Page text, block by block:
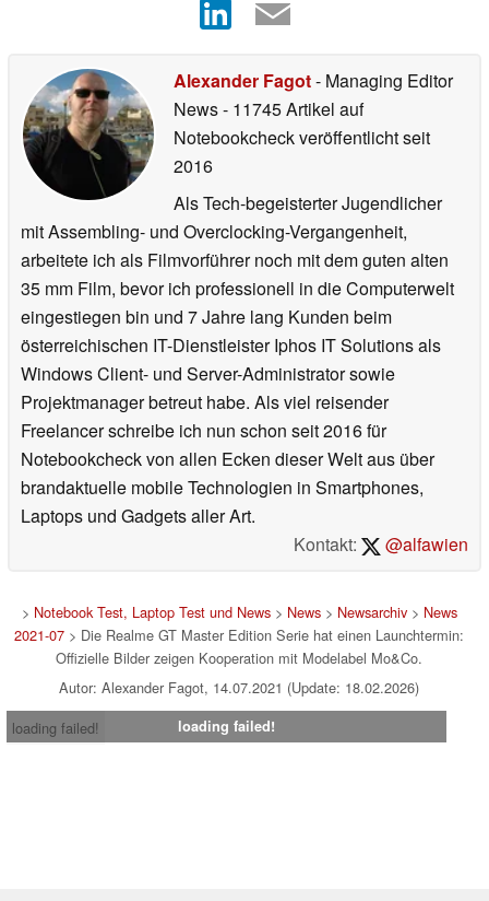
Alexander Fagot- Managing Editor
News- 11745 Artikel auf
Notebookcheck veröffentlichtseit
2016
Als Tech-begeisterter Jugendlicher
mit Assembling- und Overclocking-Vergangenheit,
arbeitete ich als Filmvorführer noch mit dem guten alten
35 mm Film, bevor ich professionell in die Computerwelt
eingestiegen bin und 7 Jahre lang Kunden beim
österreichischen IT-Dienstleister Iphos IT Solutions als
Windows Client- und Server-Administrator sowie
Projektmanager betreut habe. Als viel reisender
Freelancer schreibe ich nun schon seit 2016 für
Notebookcheck von allen Ecken dieser Welt aus über
brandaktuelle mobile Technologien in Smartphones,
Laptops und Gadgets aller Art.
Kontakt:
@alfawien
> Notebook Test, Laptop Test und News> News> Newsarchiv> News
2021-07 > Die Realme GT Master Edition Serie hat einen Launchtermin:
Offizielle Bilder zeigen Kooperation mit Modelabel Mo&Co.
Autor: Alexander Fagot, 14.07.2021 (Update: 18.02.2026)
loading failed!
loading failed!